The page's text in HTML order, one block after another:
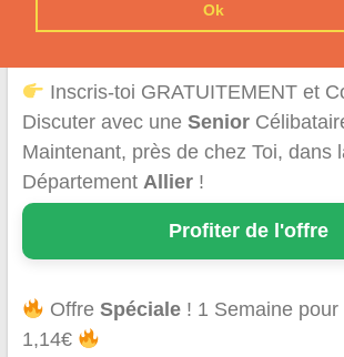
Ok
Rencontre d'une Senior dans l'Allier
Inscris-toi GRATUITEMENT et
Discuter avec une Senior
Maintenant, près de chez Toi, dans
Département Allier!
Profiter de l'offre
OffreSpéciale ! 1 Semaine
1,14€